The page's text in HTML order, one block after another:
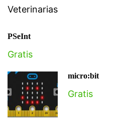
Veterinarias
PSeInt
Gratis
micro:bit
Gratis